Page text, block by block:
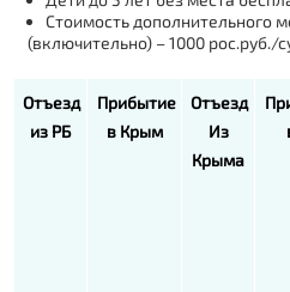
Стоимость дополнительного
(включительно) – 1000 рос.руб./
Отъезд
из РБ
Прибытие
в Крым
Отъезд
Из
Крыма